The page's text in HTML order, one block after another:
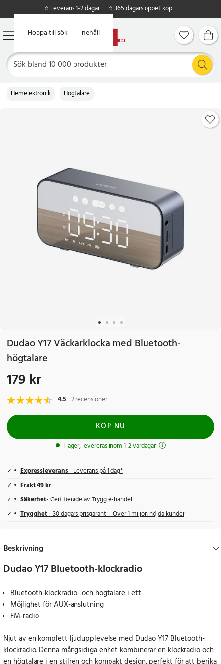
Hoppa till huvudinnehåll
Hoppa till sök
⭐ Leverans 1-2 dagar ⭐ 365 dagars öppet köp
Hemelektronik Högtalare
Dudao Y17 Väckarklocka med Bluetooth-
högtalare
Pris:179 kr
179 kr
4.5 2 recensioner
KÖP NU
I lager, levereras inom 1-2 vardagar
Expressleverans- Leverans på 1 dag*
Frakt 49 kr
Säkerhet- Certifierade av Trygg e-handel
Trygghet- 30 dagars prisgaranti - Över 1 miljon nöjda kunder
Beskrivning
Dudao Y17 Bluetooth-klockradio
Bluetooth-klockradio- och högtalare i ett
Möjlighet för AUX-anslutning
FM-radio
Njut av en komplett ljudupplevelse med Dudao Y17 Bluetooth-
klockradio. Denna mångsidiga enhet kombinerar en klockradio och
en högtalare i en stilren och kompakt design, perfekt för att berika